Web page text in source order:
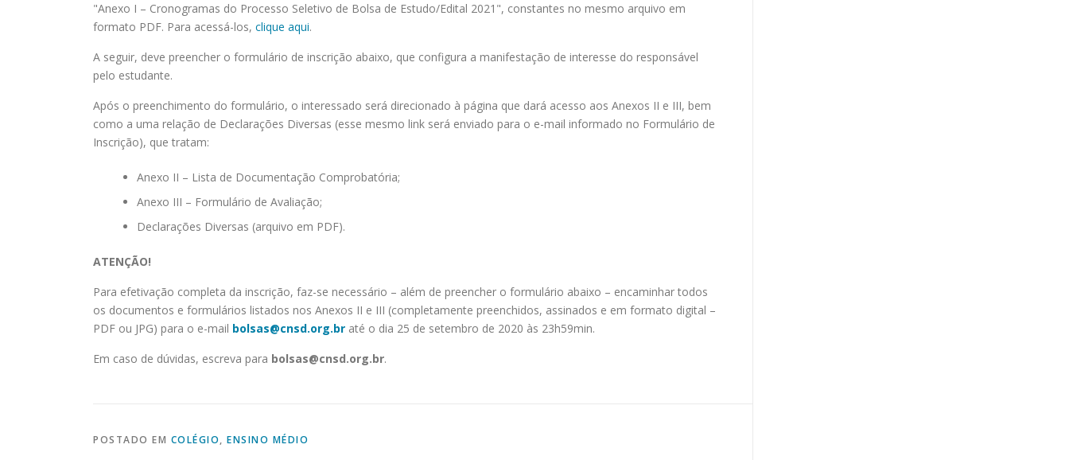
"Anexo I – Cronogramas do Processo Seletivo de Bolsa de Estudo/Edital 2021", constantes no mesmo arquivo em
formato PDF. Para acessá-los, clique aqui.
A seguir, deve preencher o formulário de inscrição abaixo, que configura a manifestação de interesse do responsável
pelo estudante.
Após o preenchimento do formulário, o interessado será direcionado à página que dará acesso aos Anexos II e III, bem
como a uma relação de Declarações Diversas (esse mesmo link será enviado para o e-mail informado no Formulário de
Inscrição), que tratam:
Anexo II – Lista de Documentação Comprobatória;
Anexo III – Formulário de Avaliação;
Declarações Diversas (arquivo em PDF).
ATENÇÃO!
Para efetivação completa da inscrição, faz-se necessário – além de preencher o formulário abaixo – encaminhar todos
os documentos e formulários listados nos Anexos II e III (completamente preenchidos, assinados e em formato digital –
PDF ou JPG) para o e-mail bolsas@cnsd.org.br até o dia 25 de setembro de 2020 às 23h59min.
Em caso de dúvidas, escreva para bolsas@cnsd.org.br.
POSTADO EM COLÉGIO, ENSINO MÉDIO